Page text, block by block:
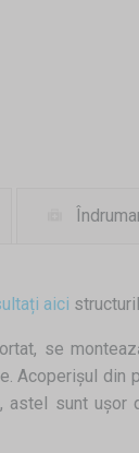
aici
se
Acoperișul
sunt